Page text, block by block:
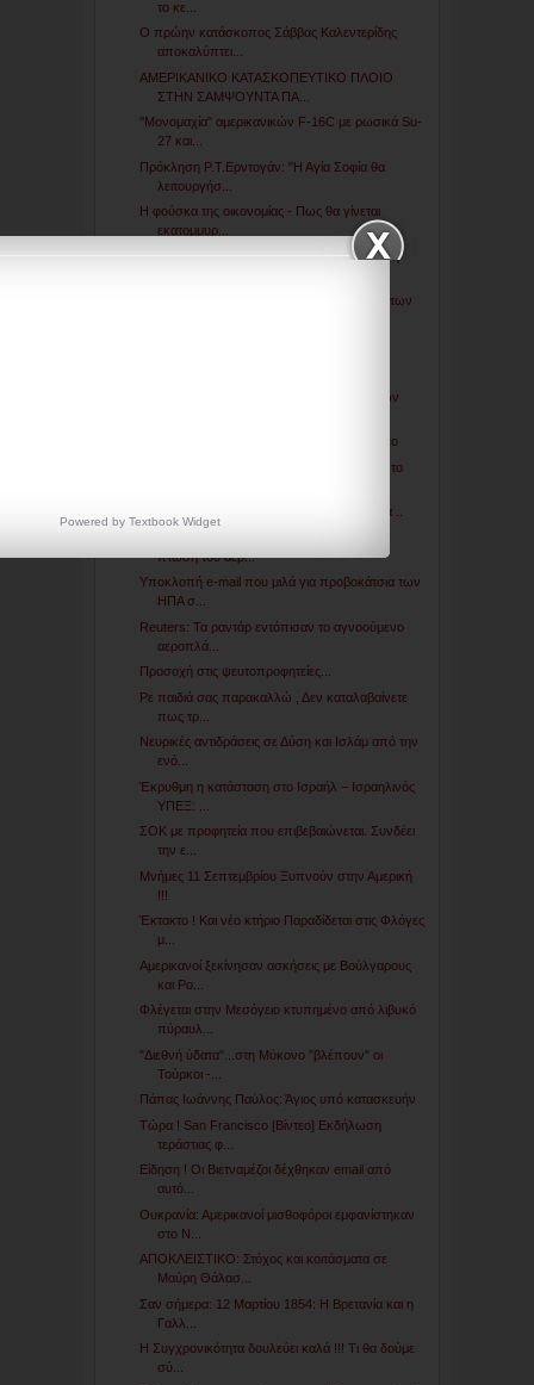
το κε...
Ο πρώην κατάσκοπος Σάββας Καλεντερίδης
αποκαλύπτει...
ΑΜΕΡΙΚΑΝΙΚΟ ΚΑΤΑΣΚΟΠΕΥΤΙΚΟ ΠΛΟΙΟ
ΣΤΗΝ ΣΑΜΨΟΥΝΤΑ ΠΑ...
"Μονομαχία" αμερικανικών F-16C με ρωσικά Su-
27 και...
Πρόκληση Ρ.Τ.Ερντογάν: "Η Αγία Σοφία θα
λειτουργήσ...
Η φούσκα της οικονομίας - Πως θα γίνεται
εκατομμυρ...
Διευθυντής CIA για πιθανή ρωσική επέμβαση
Βίντεο με μαζικές μεταφορές ρωσικών αρμάτων
Β. Πούτιν: Η Ρωσία δεν ήταν υποκινητής των
Ο Τέσλα και η Τράπεζα Πληροφοριών Βίντεο
Σε ένα παράλληλο σύ(ν)μ-παν , Πατώντας το
Τα πράγματα τρέχουν με ιλιγγιώδη ταχύτητα ..
πτώση του αερ...
Υποκλοπή e-mail που μιλά για προβοκάτσια των
ΗΠΑ σ...
Reuters: Τα ραντάρ εντόπισαν το αγνοούμενο
αεροπλά...
Προσοχή στις ψευτοπροφητείες...
Ρε παιδιά σας παρακαλλώ , Δεν καταλαβαίνετε
πως τρ...
Νευρικές αντιδράσεις σε Δύση και Ισλάμ από την
ενό...
Έκρυθμη η κατάσταση στο Ισραήλ – Ισραηλινός
ΥΠΕΞ: ...
ΣΟΚ με προφητεία που επιβεβαιώνεται. Συνδέει
την ε...
Μνήμες 11 Σεπτεμβρίου Ξυπνούν στην Αμερική
!!!
Έκτακτο ! Και νέο κτήριο Παραδίδεται στις Φλόγες
μ...
Αμερικανοί ξεκίνησαν ασκήσεις με Βούλγαρους
και Ρο...
Φλέγεται στην Μεσόγειο κτυπημένο από λιβυκό
πύραυλ...
"Διεθνή ύδατα"...στη Μύκονο "βλέπουν" οι
Τούρκοι -...
Πάπας Ιωάννης Παύλος: Άγιος υπό κατασκευήν
Τώρα ! San Francisco [Βίντεο] Εκδήλωση
τεράστιας φ...
Είδηση ! Οι Βιετναμέζοι δέχθηκαν email από
αυτό...
Ουκρανία: Αμερικανοί μισθοφόροι εμφανίστηκαν
στο Ν...
ΑΠΟΚΛΕΙΣΤΙΚΟ: Στόχος και κοιτάσματα σε
Μαύρη Θάλασ...
Σαν σήμερα: 12 Μαρτίου 1854: Η Βρετανία και η
Γαλλ...
Η Συγχρονικότητα δουλεύει καλά !!! Τι θα δούμε
σύ...
Powered by Textbook Widget